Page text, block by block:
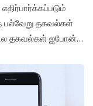
பல்வேறு தகவல்கள்
தகவல்கள் ஐபோன்